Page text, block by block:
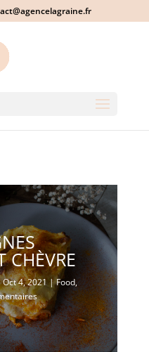
CHÈVRE
Oct 4, 2021|Food,